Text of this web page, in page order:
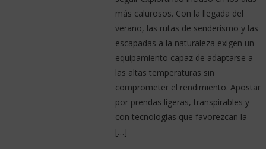
más calurosos. Con la llegada del
verano, las rutas de senderismo y las
escapadas a la naturaleza exigen un
equipamiento capaz de adaptarse a
las altas temperaturas sin
comprometer el rendimiento. Apostar
por prendas ligeras, transpirables y
con tecnologías que favorezcan la
[…]